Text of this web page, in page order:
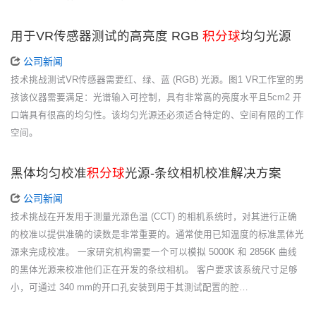
用于VR传感器测试的高亮度 RGB 积分球均匀光源
公司新闻
技术挑战测试VR传感器需要红、绿、蓝 (RGB) 光源。图1 VR工作室的男
孩该仪器需要满足：光谱输入可控制，具有非常高的亮度水平且5cm2 开
口端具有很高的均匀性。该均匀光源还必须适合特定的、空间有限的工作
空间。
黑体均匀校准积分球光源-条纹相机校准解决方案
公司新闻
技术挑战在开发用于测量光源色温 (CCT) 的相机系统时，对其进行正确
的校准以提供准确的读数是非常重要的。通常使用已知温度的标准黑体光
源来完成校准。 一家研究机构需要一个可以模拟 5000K 和 2856K 曲线
的黑体光源来校准他们正在开发的条纹相机。 客户要求该系统尺寸足够
小，可通过 340 mm的开口孔安装到用于其测试配置的腔…